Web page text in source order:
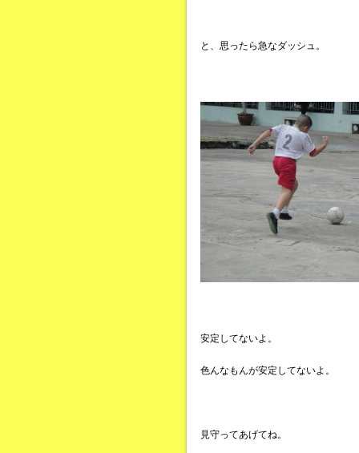
と、思ったら急なダッシュ。
安定してないよ。
色んなもんが安定してないよ。
見守ってあげてね。